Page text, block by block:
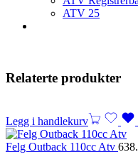
ATV 25
Relaterte produkter
Legg i handlekurv
Felg Outback 110cc Atv